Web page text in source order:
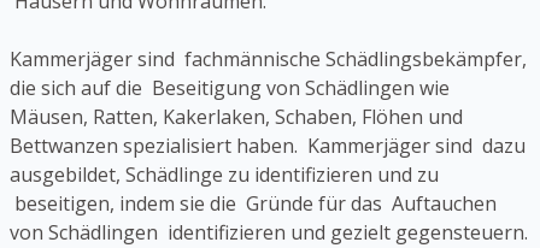
Kammerjäger sind fachmännische Schädlingsbekämpfer,
die sich auf die Beseitigung von Schädlingen wie
Mäusen, Ratten, Kakerlaken, Schaben, Flöhen und
Bettwanzen spezialisiert haben. Kammerjäger sind dazu
ausgebildet, Schädlinge zu identifizieren und zu
beseitigen, indem sie die Gründe für das Auftauchen
von Schädlingen identifizieren und gezielt gegensteuern.